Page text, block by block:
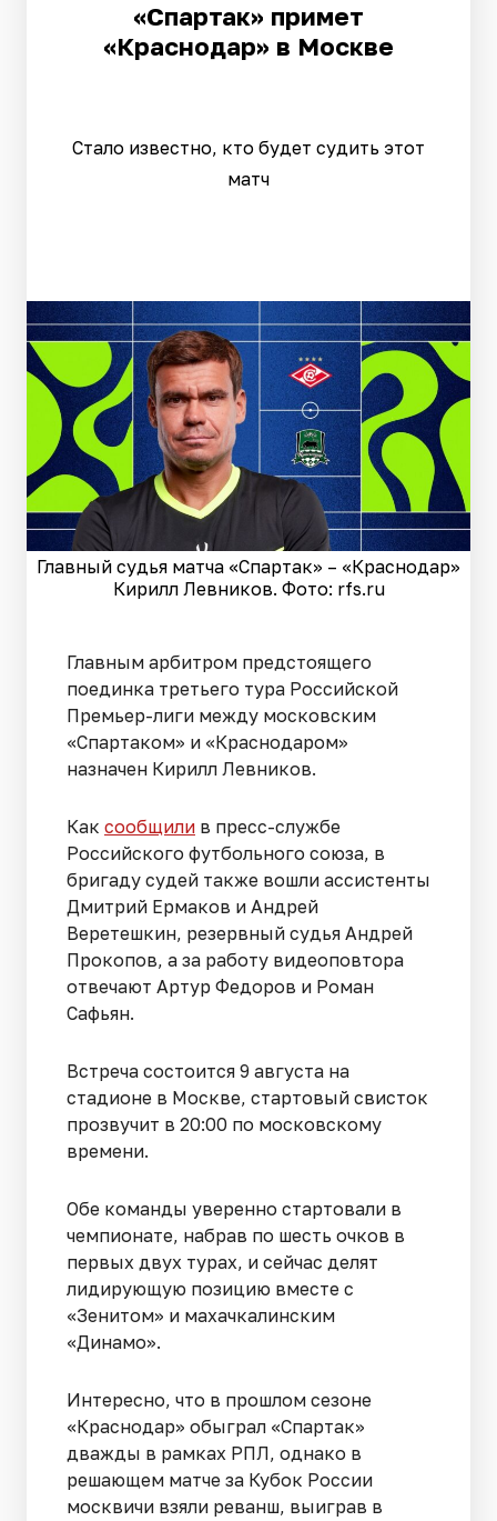
«Спартак» примет
«Краснодар» в Москве
Стало известно, кто будет судить этот
матч
Главный судья матча «Спартак» – «Краснодар»
Кирилл Левников. Фото: rfs.ru
Главным арбитром предстоящего
поединка третьего тура Российской
Премьер-лиги между московским
«Спартаком» и «Краснодаром»
назначен Кирилл Левников.
Как сообщили в пресс-службе
Российского футбольного союза, в
бригаду судей также вошли ассистенты
Дмитрий Ермаков и Андрей
Веретешкин, резервный судья Андрей
Прокопов, а за работу видеоповтора
отвечают Артур Федоров и Роман
Сафьян.
Встреча состоится 9 августа на
стадионе в Москве, стартовый свисток
прозвучит в 20:00 по московскому
времени.
Обе команды уверенно стартовали в
чемпионате, набрав по шесть очков в
первых двух турах, и сейчас делят
лидирующую позицию вместе с
«Зенитом» и махачкалинским
«Динамо».
Интересно, что в прошлом сезоне
«Краснодар» обыграл «Спартак»
дважды в рамках РПЛ, однако в
решающем матче за Кубок России
москвичи взяли реванш, выиграв в